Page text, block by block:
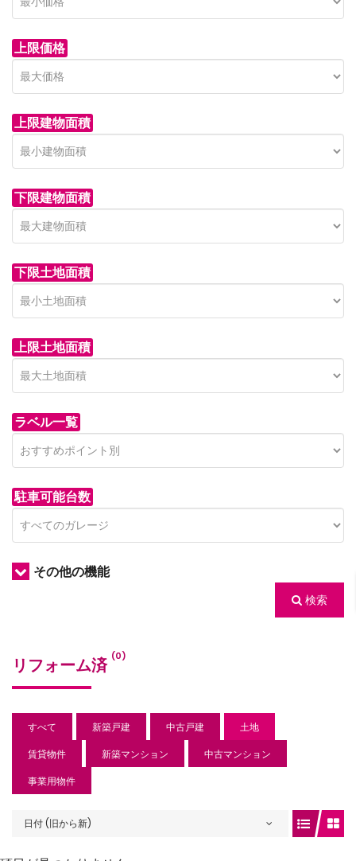
上限価格
上限建物面積
下限建物面積
下限土地面積
上限土地面積
ラベル一覧
駐車可能台数
その他の機能
検索
リフォーム済 (0)
すべて 新築戸建 中古戸建
土地
賃貸物件
新築マンション
中古マンション
事業用物件
日付 (旧から新)
青木新築分譲住宅
on call
Price on call
セン
850
top-